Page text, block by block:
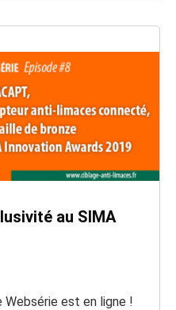
au SIMA
Websérie est en ligne !